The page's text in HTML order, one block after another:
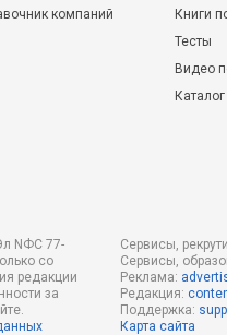
компаний
Книги
Тесты
Видео
NФС 77-
со
редакции
за
Сервисы,
Сервисы,
Реклама:
Редакция:
Поддержка:
Карта сайта